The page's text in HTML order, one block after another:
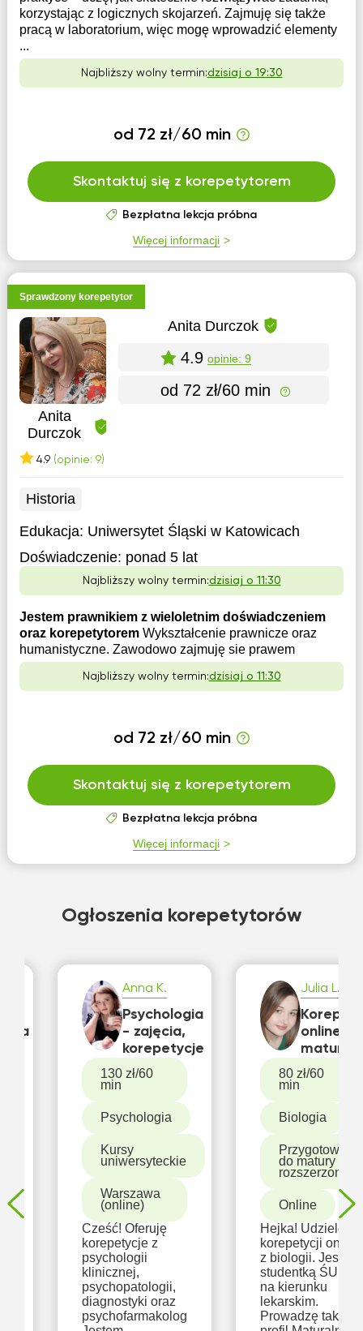
korzystając z logicznych skojarzeń. Zajmuję się także
pracą w laboratorium, więc mogę wprowadzić elementy
...
Najbliższy wolny termin:dzisiaj o 19:30
od 72 zł/60 min
Skontaktuj się z korepetytorem
Bezpłatna lekcja próbna
Więcej informacji
Sprawdzony korepetytor
Anita
Durczok
4.9 (opinie: 9)
Anita Durczok
4.9 opinie: 9
od 72 zł/60 min
Historia
Edukacja: Uniwersytet Śląski w Katowicach
Doświadczenie: ponad 5 lat
Najbliższy wolny termin:dzisiaj o 11:30
Jestem prawnikiem z wieloletnim doświadczeniem
oraz korepetytorem Wykształcenie prawnicze oraz
humanistyczne. Zawodowo zajmuję sie prawem
Najbliższy wolny termin:dzisiaj o 11:30
od 72 zł/60 min
Skontaktuj się z korepetytorem
Bezpłatna lekcja próbna
Więcej informacji
Ogłoszenia korepetytorów
Anna K.
Psychologia
- zajęcia,
korepetycje
130 zł/60
min
Psychologia
Kursy
uniwersyteckie
Warszawa
(online)
Cześć! Oferuję
korepetycje z
psychologii
klinicznej,
psychopatologii,
diagnostyki oraz
psychofarmakologii.
Julia L.
online do
matury z
biologii
80 zł/60
min
Biologia
do matury
rozszerzonej
Online
Hejka! Udzielę
korepetycji online
z biologii. Jestem
studentką ŚUMu
na kierunku
lekarskim.
Prowadzę także